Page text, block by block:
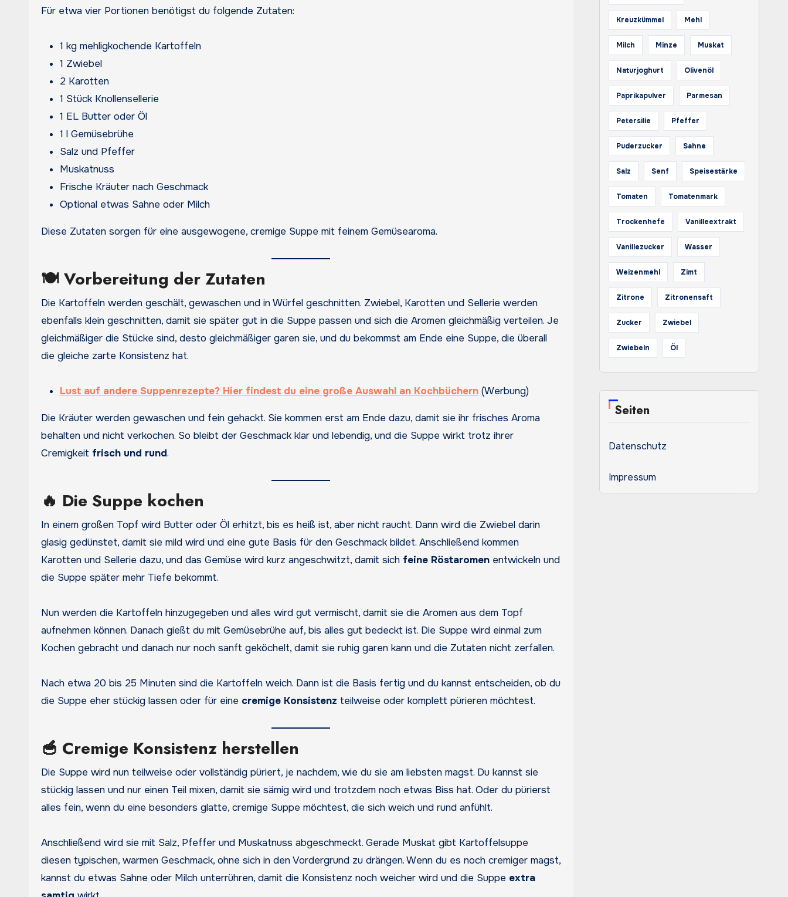
Für etwa vier Portionen benötigst du folgende Zutaten:
1 kg mehligkochende Kartoffeln
1 Zwiebel
2 Karotten
1 Stück Knollensellerie
1 EL Butter oder Öl
1 l Gemüsebrühe
Salz und Pfeffer
Muskatnuss
Frische Kräuter nach Geschmack
Optional etwas Sahne oder Milch
Diese Zutaten sorgen für eine ausgewogene, cremige Suppe mit feinem Gemüsearoma.
🍽️ Vorbereitung der Zutaten
Die Kartoffeln werden geschält, gewaschen und in Würfel geschnitten. Zwiebel, Karotten und Sellerie werden
ebenfalls klein geschnitten, damit sie später gut in die Suppe passen und sich die Aromen gleichmäßig verteilen. Je
gleichmäßiger die Stücke sind, desto gleichmäßiger garen sie, und du bekommst am Ende eine Suppe, die überall
die gleiche zarte Konsistenz hat.
Lust auf andere Suppenrezepte? Hier findest du eine große Auswahl an Kochbüchern (Werbung)
Die Kräuter werden gewaschen und fein gehackt. Sie kommen erst am Ende dazu, damit sie ihr frisches Aroma
behalten und nicht verkochen. So bleibt der Geschmack klar und lebendig, und die Suppe wirkt trotz ihrer
Cremigkeit frisch und rund.
🔥 Die Suppe kochen
In einem großen Topf wird Butter oder Öl erhitzt, bis es heiß ist, aber nicht raucht. Dann wird die Zwiebel darin
glasig gedünstet, damit sie mild wird und eine gute Basis für den Geschmack bildet. Anschließend kommen
Karotten und Sellerie dazu, und das Gemüse wird kurz angeschwitzt, damit sich feine Röstaromen entwickeln und
die Suppe später mehr Tiefe bekommt.
Nun werden die Kartoffeln hinzugegeben und alles wird gut vermischt, damit sie die Aromen aus dem Topf
aufnehmen können. Danach gießt du mit Gemüsebrühe auf, bis alles gut bedeckt ist. Die Suppe wird einmal zum
Kochen gebracht und danach nur noch sanft geköchelt, damit sie ruhig garen kann und die Zutaten nicht zerfallen.
Nach etwa 20 bis 25 Minuten sind die Kartoffeln weich. Dann ist die Basis fertig und du kannst entscheiden, ob du
die Suppe eher stückig lassen oder für eine cremige Konsistenz teilweise oder komplett pürieren möchtest.
🥣 Cremige Konsistenz herstellen
Die Suppe wird nun teilweise oder vollständig püriert, je nachdem, wie du sie am liebsten magst. Du kannst sie
stückig lassen und nur einen Teil mixen, damit sie sämig wird und trotzdem noch etwas Biss hat. Oder du pürierst
alles fein, wenn du eine besonders glatte, cremige Suppe möchtest, die sich weich und rund anfühlt.
Anschließend wird sie mit Salz, Pfeffer und Muskatnuss abgeschmeckt. Gerade Muskat gibt Kartoffelsuppe
diesen typischen, warmen Geschmack, ohne sich in den Vordergrund zu drängen. Wenn du es noch cremiger magst,
kannst du etwas Sahne oder Milch unterrühren, damit die Konsistenz noch weicher wird und die Suppe extra
Kreuzkümmel Mehl
Milch Minze Muskat
Naturjoghurt Olivenöl
Paprikapulver Parmesan
Petersilie Pfeffer
Puderzucker Sahne
Salz Senf Speisestärke
Tomaten Tomatenmark
Trockenhefe Vanilleextrakt
Vanillezucker Wasser
Weizenmehl Zimt
Zitrone Zitronensaft
Zucker Zwiebel
Zwiebeln Öl
Seiten
Datenschutz
Impressum